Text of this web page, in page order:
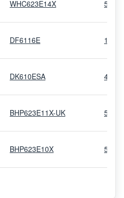
WHC623E14X
DF6116E
DK610ESA
BHP623E11X-UK
BHP623E10X